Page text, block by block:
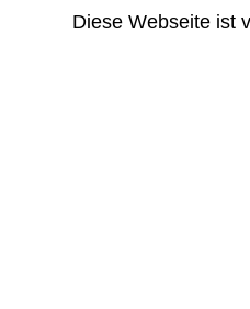
Diese Webseite ist